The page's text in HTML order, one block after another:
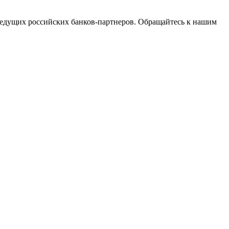
российских банков-партнеров. Обращайтесь к нашим